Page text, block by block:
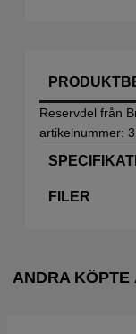
Reservdel från
artikelnummer:
FILER
ANDRA KÖPTE